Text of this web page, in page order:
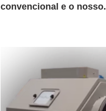
convencional e o nosso.